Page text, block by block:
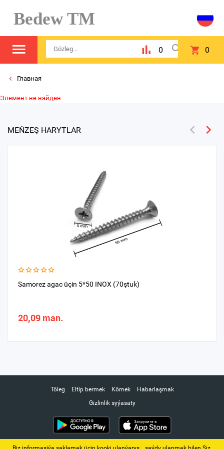
Bedew TM
0 0
Главная
Элемент не найден
MEŇZEŞ HARYTLAR
Samorez agac üçin 5*50 INOX (70ştuk)
20,09 man.
Töleg Eltip bermek Kömek
Habarlaşmak
Gizlinlik syýasaty